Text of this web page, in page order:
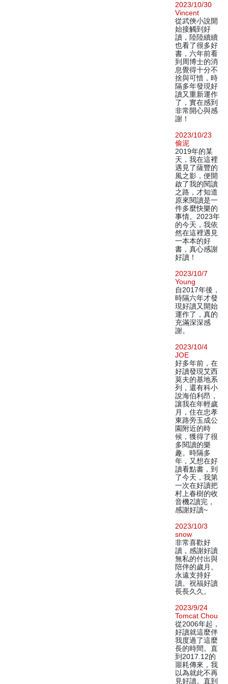
2023/10/30
Vincent
從武俠小說開
始接觸到好
讀，陸陸續續
也看了很多好
書，六年前看
到周博士的消
息覺得十分不
捨與可惜，時
隔多年發現好
讀又重新運作
了，實在感到
非常開心與感
謝！
2023/10/23
偷泥
2019年的某
天，我在這裡
遇見了薩豐的
風之影，便開
啟了我的閱讀
之路，才知道
原來閱讀是一
件多麼快樂的
事情。2023年
的今天，我依
然在這裡遇見
一本本的好
書，真心感謝
好讀！
2023/10/7
Young
自2017年後，
時隔六年才發
現好讀又開始
運作了，真的
充滿深深感
謝。
2023/10/4
JOE
好多年前，在
好讀發現艾西
莫夫的基地系
列，還有科小
說海伯利昂，
讓我在年輕歲
月，住在忠孝
東路旁玉成公
園附近的時
候，獲得了很
多閱讀的樂
趣。時隔多
年，又想在好
讀看點書，到
了今天，我第
一次在好讀把
村上春樹的收
音機2讀完，
感謝好讀~
2023/10/3
snow
非常喜歡好
讀，感謝好讀
無私的付出與
陪伴的歲月。
永遠支持好
讀。祝福好讀
長長久久。
2023/9/24
Tomcat Chou
從2006年起，
好讀就這麼伴
我度過了這麼
長的時間。直
到2017.12的
噩耗傳來，我
以為就此不再
見好讀。直到